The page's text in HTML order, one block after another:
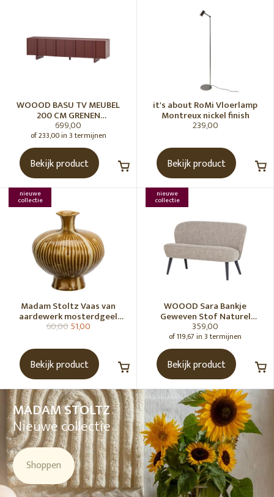
WOOOD BASU TV MEUBEL
200 CM GRENEN
BORDEAUXROOD [fsc]
699,00
of 233,00 in 3 termijnen
Bekijk product
it's about RoMi Vloerlamp
Montreux nickel finish
239,00
Bekijk product
nieuwe
collectie
Madam Stoltz Vaas van
aardewerk mosterdgeel
naturel
60,0051,00
Bekijk product
nieuwe
collectie
WOOOD Sara Bankje
Geweven Stof Naturel
Melange [Fsc]
359,00
of 119,67 in 3 termijnen
Bekijk product
MADAM STOLTZ
Nieuwe collectie
Shoppen